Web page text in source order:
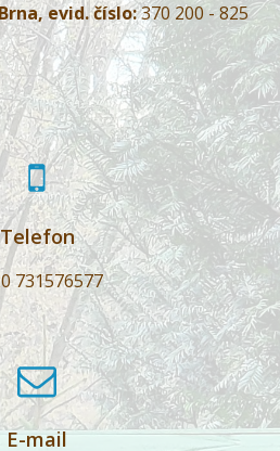
evid. číslo:370 200 - 825
Telefon
731576577
E-mail